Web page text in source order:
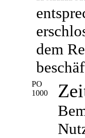
dem
PO
1000